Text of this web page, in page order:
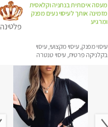
מעסה איכותית בנתניה וקלאסית
מזמינה אותך לעיסוי נעים מפנק
ומרגיע
עיסוי מפנק, עיסוי מקצועי, עיסוי
בקלניקה פרטית, עיסוי טנטרה
פלטינה